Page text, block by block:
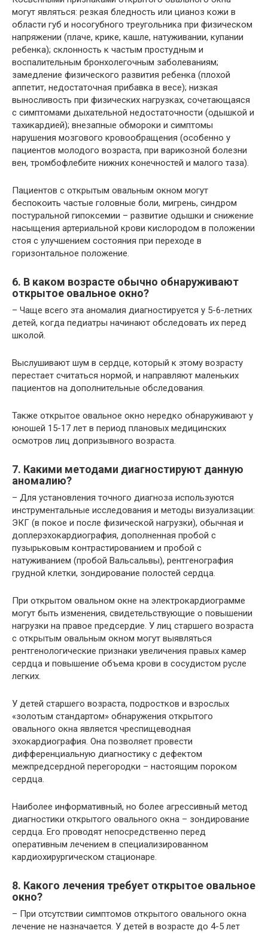
могут являться: резкая бледность или цианоз кожи в
области губ и носогубного треугольника при физическом
напряжении (плаче, крике, кашле, натуживании, купании
ребенка); склонность к частым простудным и
воспалительным бронхолегочным заболеваниям;
замедление физического развития ребенка (плохой
аппетит, недостаточная прибавка в весе); низкая
выносливость при физических нагрузках, сочетающаяся
с симптомами дыхательной недостаточности (одышкой и
тахикардией); внезапные обмороки и симптомы
нарушения мозгового кровообращения (особенно у
пациентов молодого возраста, при варикозной болезни
вен, тромбофлебите нижних конечностей и малого таза).
Пациентов с открытым овальным окном могут
беспокоить частые головные боли, мигрень, синдром
постуральной гипоксемии – развитие одышки и снижение
насыщения артериальной крови кислородом в положении
стоя с улучшением состояния при переходе в
горизонтальное положение.
6. В каком возрасте обычно обнаруживают
открытое овальное окно?
– Чаще всего эта аномалия диагностируется у 5-6-летних
детей, когда педиатры начинают обследовать их перед
школой.
Выслушивают шум в сердце, который к этому возрасту
перестает считаться нормой, и направляют маленьких
пациентов на дополнительные обследования.
Также открытое овальное окно нередко обнаруживают у
юношей 15-17 лет в период плановых медицинских
осмотров лиц допризывного возраста.
7. Какими методами диагностируют данную
аномалию?
– Для установления точного диагноза используются
инструментальные исследования и методы визуализации:
ЭКГ (в покое и после физической нагрузки), обычная и
доплерэхокардиография, дополненная пробой с
пузырьковым контрастированием и пробой с
натуживанием (пробой Вальсальвы), рентгенография
грудной клетки, зондирование полостей сердца.
При открытом овальном окне на электрокардиограмме
могут быть изменения, свидетельствующие о повышении
нагрузки на правое предсердие. У лиц старшего возраста
с открытым овальным окном могут выявляться
рентгенологические признаки увеличения правых камер
сердца и повышение объема крови в сосудистом русле
легких.
У детей старшего возраста, подростков и взрослых
«золотым стандартом» обнаружения открытого
овального окна является чреспищеводная
эхокардиография. Она позволяет провести
дифференциальную диагностику с дефектом
межпредсердной перегородки – настоящим пороком
сердца.
Наиболее информативный, но более агрессивный метод
диагностики открытого овального окна – зондирование
сердца. Его проводят непосредственно перед
оперативным лечением в специализированном
кардиохирургическом стационаре.
8. Какого лечения требует открытое овальное
окно?
– При отсутствии симптомов открытого овального окна
лечение не назначается. У детей в возрасте до 4-5 лет